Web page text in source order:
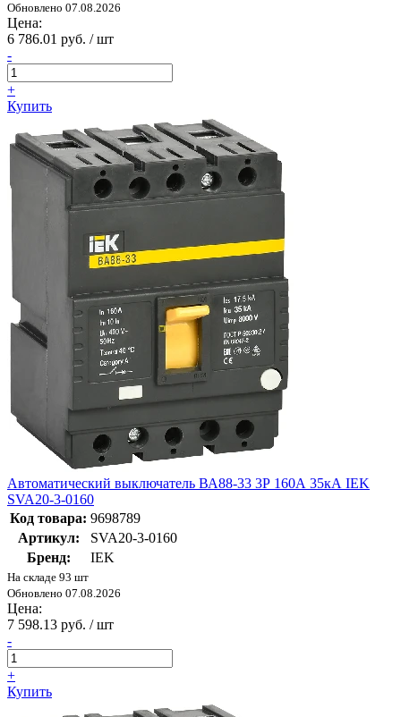
Обновлено 07.08.2026
Цена:
6 786.01 руб. / шт
-
+
Купить
Автоматический выключатель ВА88-33 3Р 160А 35кА IEK
SVA20-3-0160
Код товара: 9698789
Артикул:
SVA20-3-0160
Бренд:
IEK
На складе 93 шт
Обновлено 07.08.2026
Цена:
7 598.13 руб. / шт
-
+
Купить